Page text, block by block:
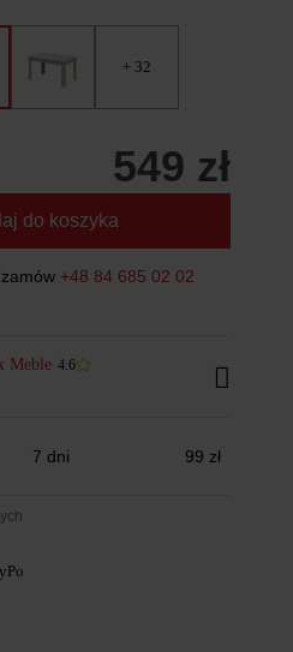
+ 32
549 zł
do koszyka
+48 84 685 02 02
Meble 4.6
7 dni 99 zł